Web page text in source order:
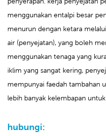
menggunakan entalpi besar
menurun dengan ketara
air (penyejatan), yang boleh
menggunakan tenaga yang
iklim yang sangat kering,
mempunyai faedah tambahan
lebih banyak kelembapan
hubungi: